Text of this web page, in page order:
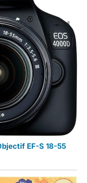
EF-S 18-55